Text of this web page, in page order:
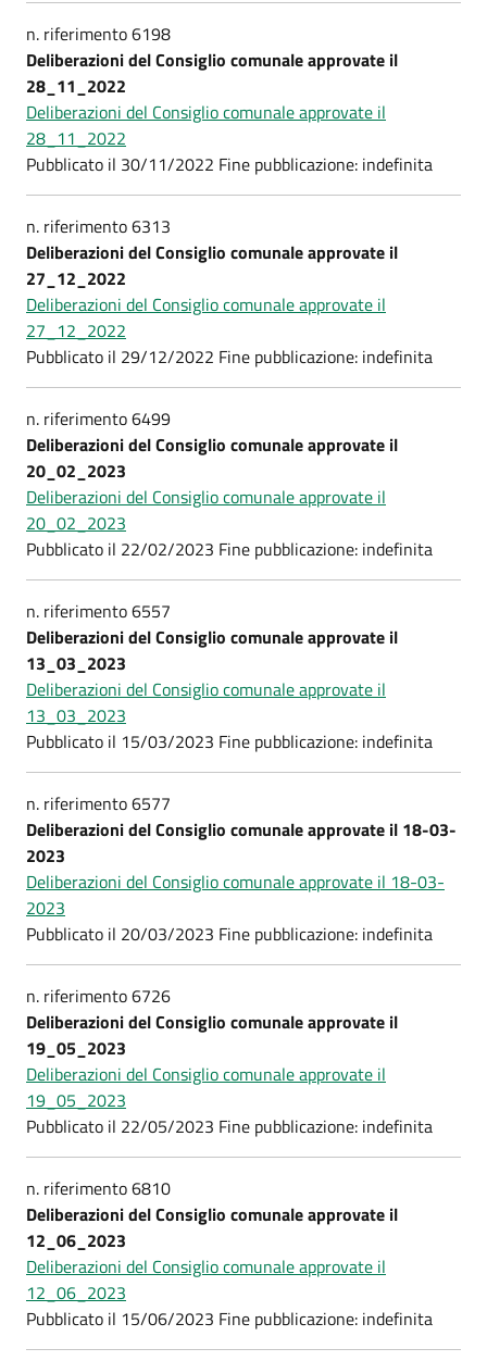
n. riferimento 6198
Deliberazioni del Consiglio comunale approvate il
28_11_2022
Deliberazioni del Consiglio comunale approvate il
28_11_2022
Pubblicato il 30/11/2022 Fine pubblicazione: indefinita
n. riferimento 6313
Deliberazioni del Consiglio comunale approvate il
27_12_2022
Deliberazioni del Consiglio comunale approvate il
27_12_2022
Pubblicato il 29/12/2022 Fine pubblicazione: indefinita
n. riferimento 6499
Deliberazioni del Consiglio comunale approvate il
20_02_2023
Deliberazioni del Consiglio comunale approvate il
20_02_2023
Pubblicato il 22/02/2023 Fine pubblicazione: indefinita
n. riferimento 6557
Deliberazioni del Consiglio comunale approvate il
13_03_2023
Deliberazioni del Consiglio comunale approvate il
13_03_2023
Pubblicato il 15/03/2023 Fine pubblicazione: indefinita
n. riferimento 6577
Deliberazioni del Consiglio comunale approvate il 18-03-
2023
Deliberazioni del Consiglio comunale approvate il 18-03-
2023
Pubblicato il 20/03/2023 Fine pubblicazione: indefinita
n. riferimento 6726
Deliberazioni del Consiglio comunale approvate il
19_05_2023
Deliberazioni del Consiglio comunale approvate il
19_05_2023
Pubblicato il 22/05/2023 Fine pubblicazione: indefinita
n. riferimento 6810
Deliberazioni del Consiglio comunale approvate il
12_06_2023
Deliberazioni del Consiglio comunale approvate il
12_06_2023
Pubblicato il 15/06/2023 Fine pubblicazione: indefinita